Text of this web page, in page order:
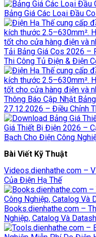
Bảng Giá Các Loại Đầu
Tải Bảng Giá Cos 2026 –
Thi Công Tủ Điện & Điện
Thông Báo Cập Nhật
27.12.2026 – Điều Chỉnh
Giá Thiết Bị Điện 2026 –
Bạch Cho Điện Công
Bài Viết Kỹ Thuật
Videos.dienhathe.com –
Của Điện Hạ Thế
Books.dienhathe.com –
Nghiệp, Catalog Và